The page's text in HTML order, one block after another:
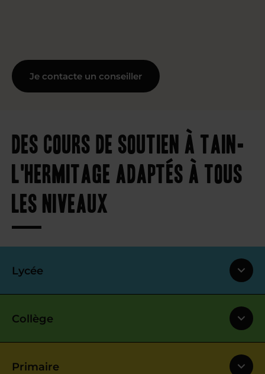
Je contacte un conseiller
Des cours de soutien à Tain-
l'Hermitage adaptés à tous
les niveaux
Lycée
Collège
Primaire